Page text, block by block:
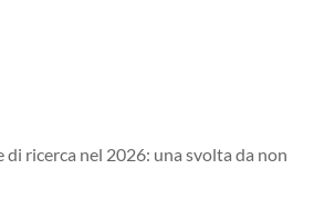
di ricerca nel 2026: una svolta da non